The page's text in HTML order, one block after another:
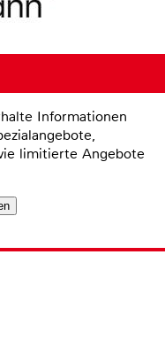
Informationen
limitierte Angebote